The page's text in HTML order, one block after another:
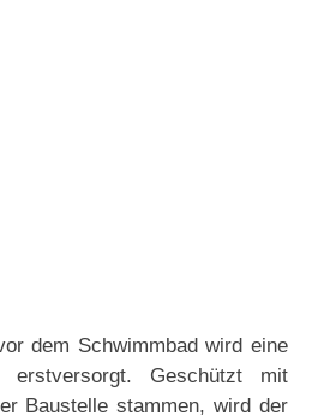
dem Schwimmbad wird eine
erstversorgt. Geschützt mit
Baustelle stammen, wird der